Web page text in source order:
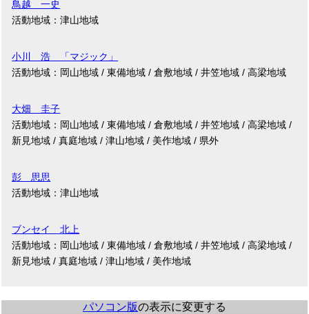
鳥越 一史
活動地域：津山地域
小川 浩 「マジック」
活動地域：岡山地域 / 東備地域 / 倉敷地域 / 井笠地域 / 高梁地域
大畑 圭子
活動地域：岡山地域 / 東備地域 / 倉敷地域 / 井笠地域 / 高梁地域 /
新見地域 / 真庭地域 / 津山地域 / 美作地域 / 県外
彭 思思
活動地域：津山地域
ブンセイ 北上
活動地域：岡山地域 / 東備地域 / 倉敷地域 / 井笠地域 / 高梁地域 /
新見地域 / 真庭地域 / 津山地域 / 美作地域
パソコン版の表示に変更する